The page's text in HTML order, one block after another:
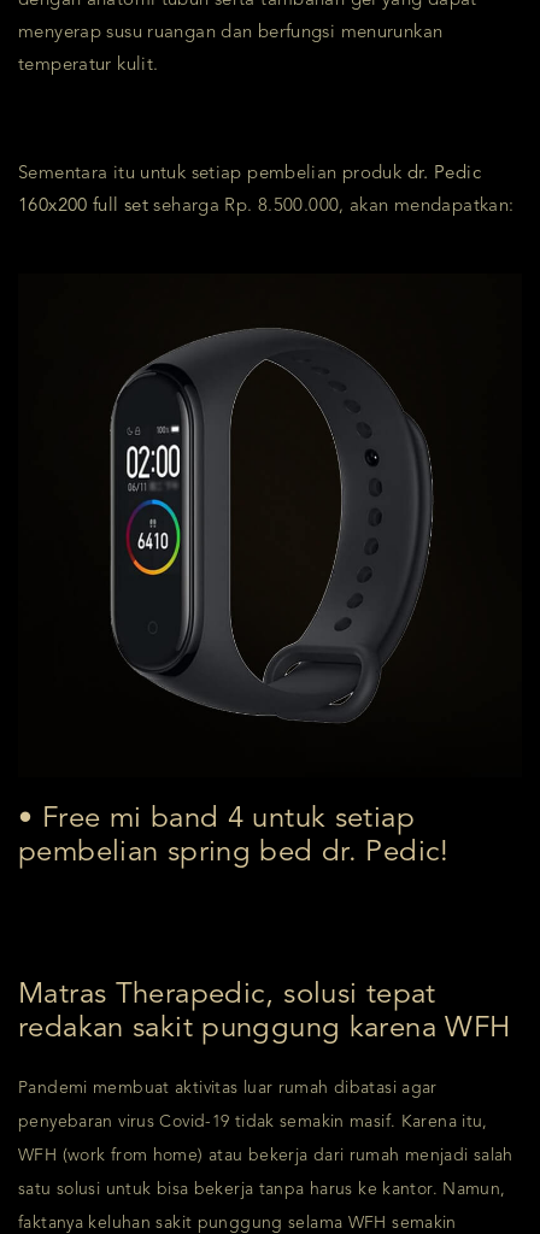
menyerap susu ruangan dan berfungsi menurunkan
temperatur kulit.
Sementara itu untuk setiap pembelian produk dr. Pedic
160x200 full set seharga Rp. 8.500.000, akan mendapatkan:
• Free mi band 4 untuk setiap
pembelian spring bed dr. Pedic!
Matras Therapedic, solusi tepat
redakan sakit punggung karena WFH
Pandemi membuat aktivitas luar rumah dibatasi agar
penyebaran virus Covid-19 tidak semakin masif. Karena itu,
WFH (work from home) atau bekerja dari rumah menjadi salah
satu solusi untuk bisa bekerja tanpa harus ke kantor. Namun,
faktanya keluhan sakit punggung selama WFH semakin